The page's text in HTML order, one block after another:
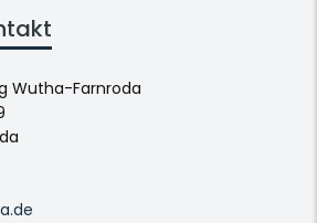
Wutha-Farnroda